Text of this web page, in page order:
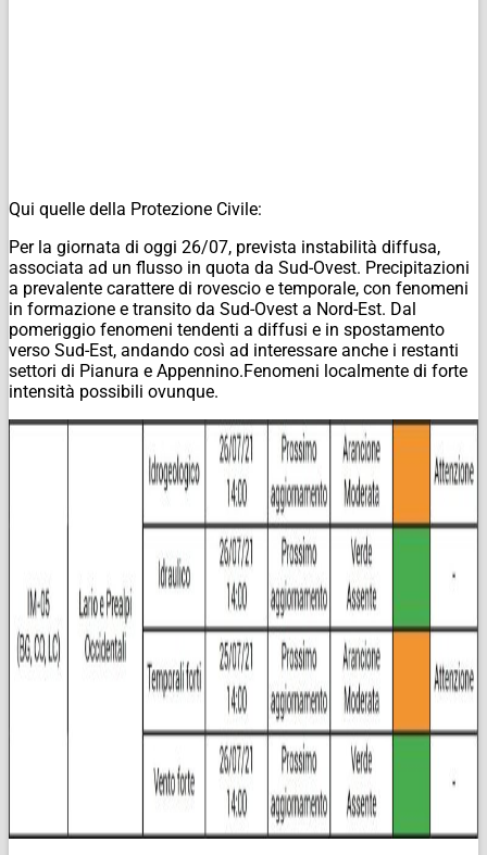
Qui quelle della Protezione Civile:
Per la giornata di oggi 26/07, prevista instabilità diffusa,
associata ad un flusso in quota da Sud-Ovest. Precipitazioni
a prevalente carattere di rovescio e temporale, con fenomeni
in formazione e transito da Sud-Ovest a Nord-Est. Dal
pomeriggio fenomeni tendenti a diffusi e in spostamento
verso Sud-Est, andando così ad interessare anche i restanti
settori di Pianura e Appennino.Fenomeni localmente di forte
intensità possibili ovunque.